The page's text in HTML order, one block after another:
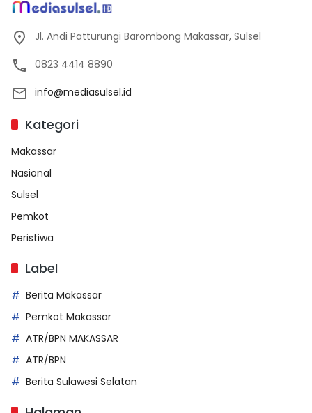
Jl. Andi Patturungi Barombong Makassar, Sulsel
0823 4414 8890
info@mediasulsel.id
Kategori
Makassar
Nasional
Sulsel
Pemkot
Peristiwa
Label
Berita Makassar
Pemkot Makassar
ATR/BPN MAKASSAR
ATR/BPN
Berita Sulawesi Selatan